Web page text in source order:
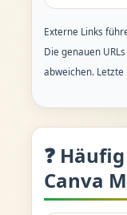
Externe Links
Die genauen
abweichen.
❓
Canva